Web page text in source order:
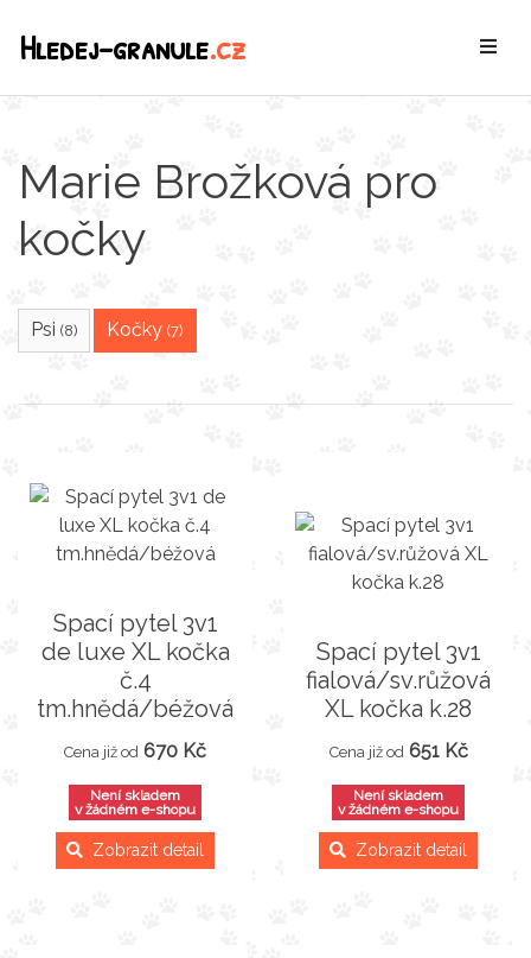
Hledej-granule.cz
Marie Brožková pro
kočky
Psi (8) Kočky (7)
Spací pytel 3v1
de luxe XL kočka
č.4
tm.hnědá/béžová
Cena již od 670 Kč
Není skladem
v žádném e-shopu
Zobrazit detail
Spací pytel 3v1
fialová/sv.růžová
XL kočka k.28
Cena již od 651 Kč
Není skladem
v žádném e-shopu
Zobrazit detail